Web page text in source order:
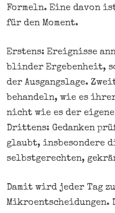
Formeln. Eine davon
für den Moment.
Erstens: Ereignisse
blinder Ergebenheit,
der Ausgangslage.
behandeln, wie es
nicht wie es der
Drittens: Gedanken
glaubt, insbesondere
selbstgerechten,
Damit wird jeder Tag
Mikroentscheidungen.